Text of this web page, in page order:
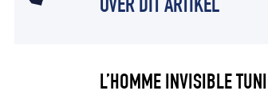
OVER DIT ARTIKEL
L’HOMME INVISIBLE